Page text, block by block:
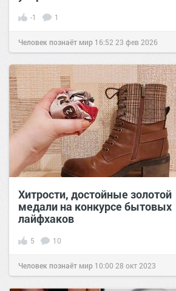
-1 1
Человек познаёт мир 16:52 23 фев 2026
Хитрости, достойные золотой
медали на конкурсе бытовых
лайфхаков
5 10
Человек познаёт мир 10:00 28 окт 2023